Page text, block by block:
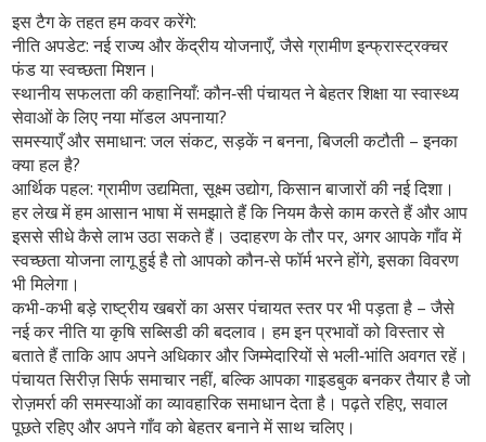
इस टैग के तहत हम कवर करेंगे:
नीति अपडेट:नई राज्य और केंद्रीय योजनाएँ, जैसे ग्रामीण इन्फ्रास्ट्रक्चर
फंड या स्वच्छता मिशन।
स्थानीय सफलता की कहानियाँ:कौन‑सी पंचायत ने बेहतर शिक्षा या स्वास्थ्य
सेवाओं के लिए नया मॉडल अपनाया?
समस्याएँ और समाधान:जल संकट, सड़कें न बनना, बिजली कटौती – इनका
क्या हल है?
आर्थिक पहल:ग्रामीण उद्यमिता, सूक्ष्म उद्योग, किसान बाजारों की नई दिशा।
हर लेख में हम आसान भाषा में समझाते हैं कि नियम कैसे काम करते हैं और आप
इससे सीधे कैसे लाभ उठा सकते हैं। उदाहरण के तौर पर, अगर आपके गाँव में
स्वच्छता योजना लागू हुई है तो आपको कौन‑से फॉर्म भरने होंगे, इसका विवरण
भी मिलेगा।
कभी-कभी बड़े राष्ट्रीय खबरों का असर पंचायत स्तर पर भी पड़ता है – जैसे
नई कर नीति या कृषि सब्सिडी की बदलाव। हम इन प्रभावों को विस्तार से
बताते हैं ताकि आप अपने अधिकार और जिम्मेदारियों से भली‑भांति अवगत रहें।
पंचायत सिरीज़ सिर्फ समाचार नहीं, बल्कि आपका गाइडबुक बनकर तैयार है जो
रोज़मर्रा की समस्याओं का व्यावहारिक समाधान देता है। पढ़ते रहिए, सवाल
पूछते रहिए और अपने गाँव को बेहतर बनाने में साथ चलिए।